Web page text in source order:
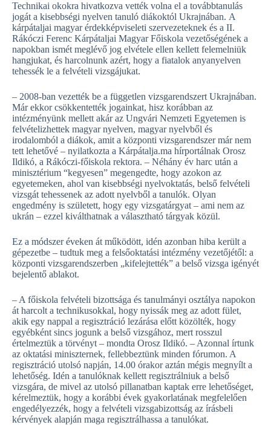
Technikai okokra hivatkozva vették volna el a továbbtanulás
jogát a kisebbségi nyelven tanuló diákoktól Ukrajnában. A
kárpátaljai magyar érdekképviseleti szervezeteknek és a II.
Rákóczi Ferenc Kárpátaljai Magyar Főiskola vezetőségének a
napokban ismét meglévő jog elvétele ellen kellett felemelniük
hangjukat, és harcolnunk azért, hogy a fiatalok anyanyelven
tehessék le a felvételi vizsgájukat.
– 2008-ban vezették be a független vizsgarendszert Ukrajnában.
Már ekkor csökkentették jogainkat, hisz korábban az
intézményünk mellett akár az Ungvári Nemzeti Egyetemen is
felvételizhettek magyar nyelven, magyar nyelvből és
irodalomból a diákok, amit a központi vizsgarendszer már nem
tett lehetővé – nyilatkozta a Kárpátalja.ma hírportálnak Orosz
Ildikó, a Rákóczi-főiskola rektora. – Néhány év harc után a
minisztérium “kegyesen” megengedte, hogy azokon az
egyetemeken, ahol van kisebbségi nyelvoktatás, belső felvételi
vizsgát tehessenek az adott nyelvből a tanulók. Olyan
engedmény is született, hogy egy vizsgatárgyat – ami nem az
ukrán – ezzel kiválthatnak a választható tárgyak közül.
Ez a módszer éveken át működött, idén azonban hiba került a
gépezetbe – tudtuk meg a felsőoktatási intézmény vezetőjétől: a
központi vizsgarendszerben „kifelejtették” a belső vizsga igényét
bejelentő ablakot.
– A főiskola felvételi bizottsága és tanulmányi osztálya napokon
át harcolt a technikusokkal, hogy nyissák meg az adott fület,
akik egy nappal a regisztráció lezárása előtt közölték, hogy
egyébként sincs jogunk a belső vizsgához, mert rosszul
értelmeztük a törvényt – mondta Orosz Ildikó. – Azonnal írtunk
az oktatási miniszternek, fellebbeztünk minden fórumon. A
regisztráció utolsó napján, 14.00 órakor aztán mégis megnyílt a
lehetőség. Idén a tanulóknak kellett regisztrálniuk a belső
vizsgára, de mivel az utolsó pillanatban kaptak erre lehetőséget,
kérelmeztük, hogy a korábbi évek gyakorlatának megfelelően
engedélyezzék, hogy a felvételi vizsgabizottság az írásbeli
kérvények alapján maga regisztrálhassa a tanulókat.